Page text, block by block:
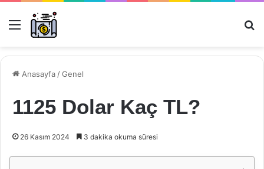
Menü
Anasayfa /Genel
1125 Dolar Kaç TL?
26 Kasım 2024 3 dakika okuma süresi